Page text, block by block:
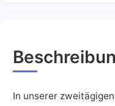
In unserer